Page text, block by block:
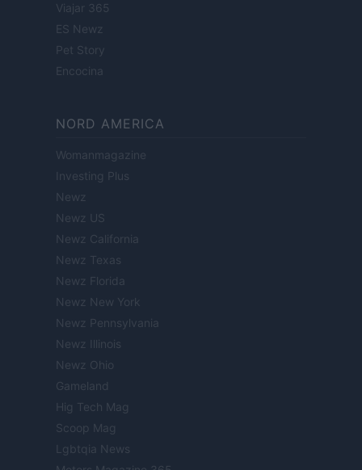
Viajar 365
ES Newz
Pet Story
Encocina
NORD AMERICA
Womanmagazine
Investing Plus
Newz
Newz US
Newz California
Newz Texas
Newz Florida
Newz New York
Newz Pennsylvania
Newz Illinois
Newz Ohio
Gameland
Hig Tech Mag
Scoop Mag
Lgbtqia News